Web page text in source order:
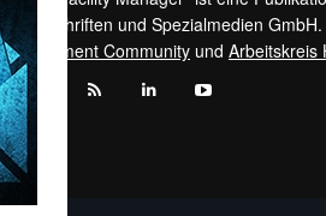
Zeitschriften und Spezialmedien
Apartment Community und Arbeitskreis